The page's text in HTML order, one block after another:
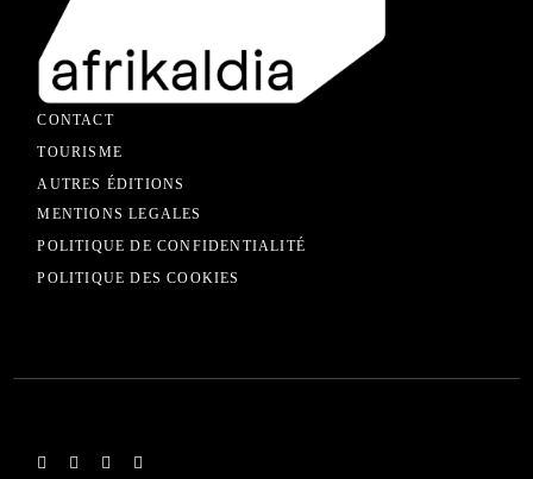
CONTACT
TOURISME
AUTRES ÉDITIONS
MENTIONS LEGALES
POLITIQUE DE CONFIDENTIALITÉ
POLITIQUE DES COOKIES